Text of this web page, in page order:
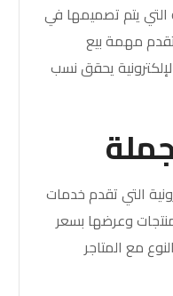
التي يتم تصميمها في
مهمة بيع
يحقق نسب
التي تقدم خدمات
وعرضها بسعر
مع المتاجر